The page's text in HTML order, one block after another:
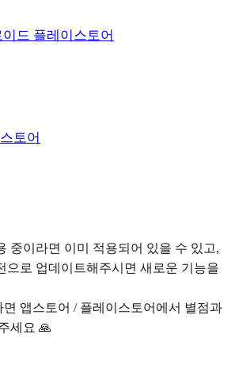
드 플레이스토어
토어
중이라면 이미 적용되어 있을 수 있고,
으로 업데이트해주시면 새로운 기능을
앱스토어 / 플레이스토어에서 별점과
세요 🙏